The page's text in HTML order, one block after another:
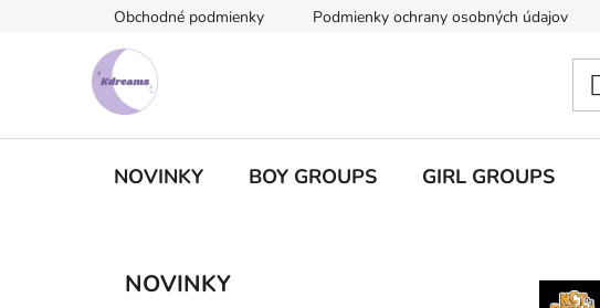
Obchodné podmienky Podmienky ochrany osobných údajov
NOVINKY BOY GROUPS GIRL GROUPS
Preskočiť
kategórie
NOVINKY